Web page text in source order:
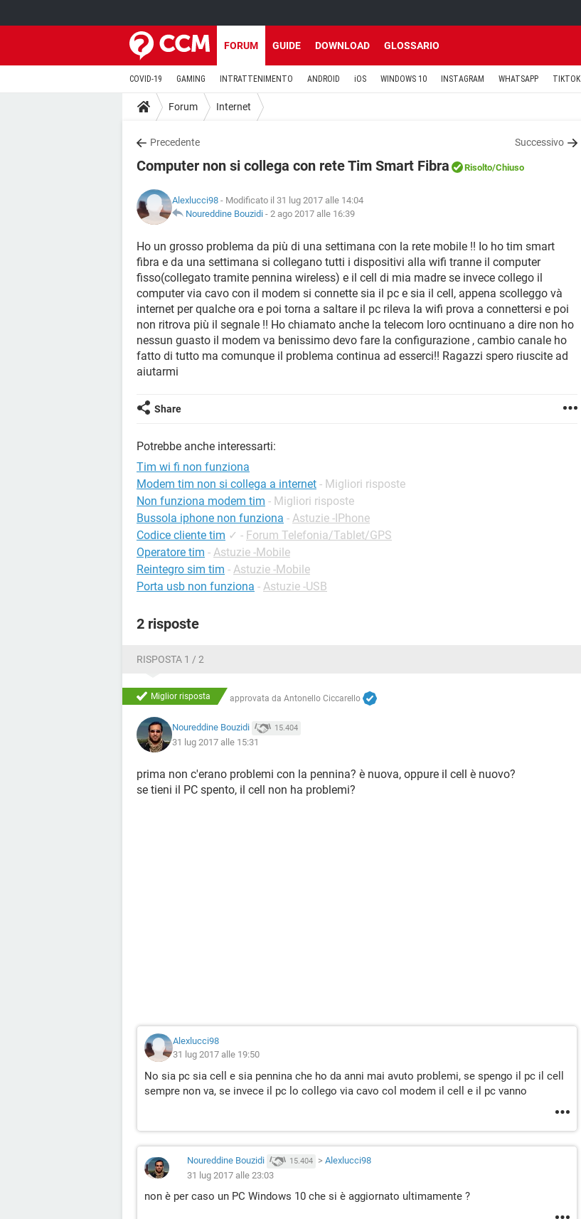
FORUM GUIDE DOWNLOAD GLOSSARIO
COVID-19 GAMING INTRATTENIMENTO ANDROID iOS WINDOWS 10 INSTAGRAM WHATSAPP TIKTOK
Forum Internet
Precedente Successivo
Computer non si collega con rete Tim Smart Fibra Risolto/Chiuso
Alexlucci98 - Modificato il 31 lug 2017 alle 14:04
Noureddine Bouzidi - 2 ago 2017 alle 16:39
Ho un grosso problema da più di una settimana con la rete mobile !! Io ho tim smart
fibra e da una settimana si collegano tutti i dispositivi alla wifi tranne il computer
fisso(collegato tramite pennina wireless) e il cell di mia madre se invece collego il
computer via cavo con il modem si connette sia il pc e sia il cell, appena scolleggo và
internet per qualche ora e poi torna a saltare il pc rileva la wifi prova a connettersi e poi
non ritrova più il segnale !! Ho chiamato anche la telecom loro ocntinuano a dire non ho
nessun guasto il modem va benissimo devo fare la configurazione , cambio canale ho
fatto di tutto ma comunque il problema continua ad esserci!! Ragazzi spero riuscite ad
aiutarmi
Share
Potrebbe anche interessarti:
Tim wi fi non funziona
Modem tim non si collega a internet - Migliori risposte
Non funziona modem tim - Migliori risposte
Bussola iphone non funziona - Astuzie -IPhone
Codice cliente tim ✓ - Forum Telefonia/Tablet/GPS
Operatore tim - Astuzie -Mobile
Reintegro sim tim - Astuzie -Mobile
Porta usb non funziona - Astuzie -USB
2 risposte
RISPOSTA 1 / 2
Miglior risposta approvata da Antonello Ciccarello
Noureddine Bouzidi 15.404
31 lug 2017 alle 15:31
prima non c'erano problemi con la pennina? è nuova, oppure il cell è nuovo?
se tieni il PC spento, il cell non ha problemi?
Alexlucci98
31 lug 2017 alle 19:50
No sia pc sia cell e sia pennina che ho da anni mai avuto problemi, se spengo il pc il cell
sempre non va, se invece il pc lo collego via cavo col modem il cell e il pc vanno
Noureddine Bouzidi 15.404 > Alexlucci98
31 lug 2017 alle 23:03
non è per caso un PC Windows 10 che si è aggiornato ultimamente ?